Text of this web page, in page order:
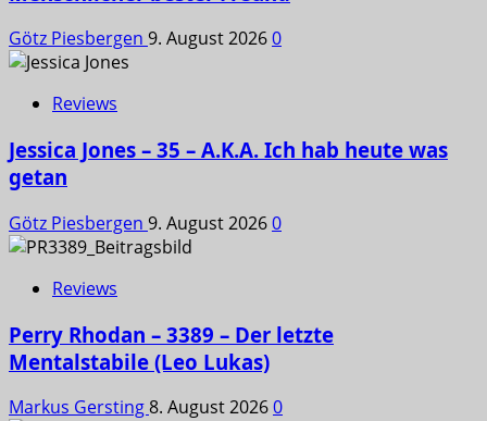
Götz Piesbergen 9. August 20260
Reviews
Jessica Jones – 35 – A.K.A. Ich hab heute was
getan
Götz Piesbergen 9. August 20260
Reviews
Perry Rhodan – 3389 – Der letzte
Mentalstabile (Leo Lukas)
Markus Gersting8. August 20260